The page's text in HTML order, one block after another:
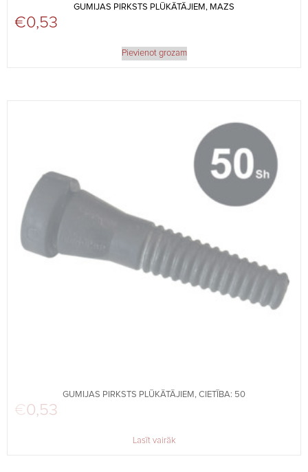
GUMIJAS PIRKSTS PLŪKĀTĀJIEM, MAZS
€0,53
Pievienot grozam
GUMIJAS PIRKSTS PLŪKĀTĀJIEM, CIETĪBA: 50
€0,53
Lasīt vairāk